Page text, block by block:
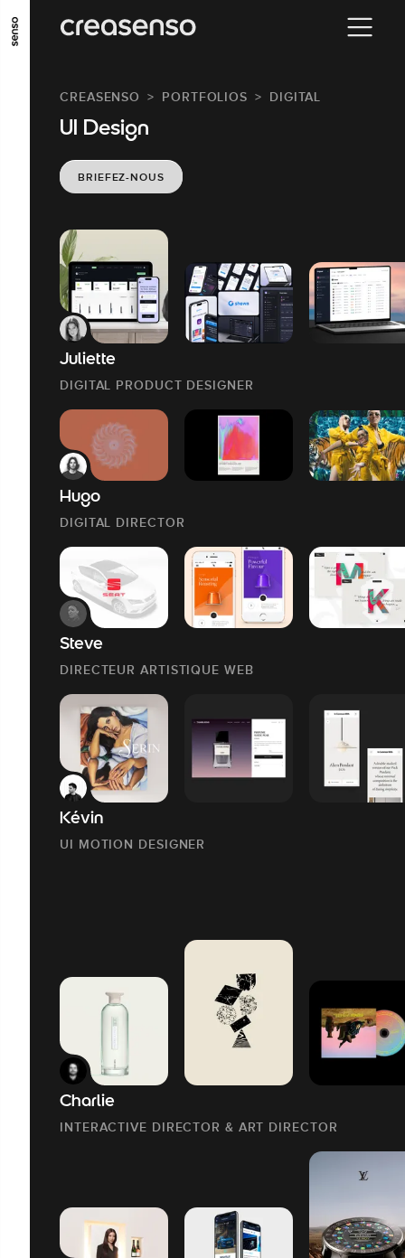
ALLER AU CONTENU PRINCIPAL
ALLER EN BAS DE PAGE
CREASENSO PORTFOLIOS DIGITAL
UI Design
BRIEFEZ-NOUS
Juliette
DIGITAL PRODUCT DESIGNER
Hugo
DIGITAL DIRECTOR
Steve
DIRECTEUR ARTISTIQUE WEB
Kévin
UI MOTION DESIGNER
Charlie
INTERACTIVE DIRECTOR & ART DIRECTOR